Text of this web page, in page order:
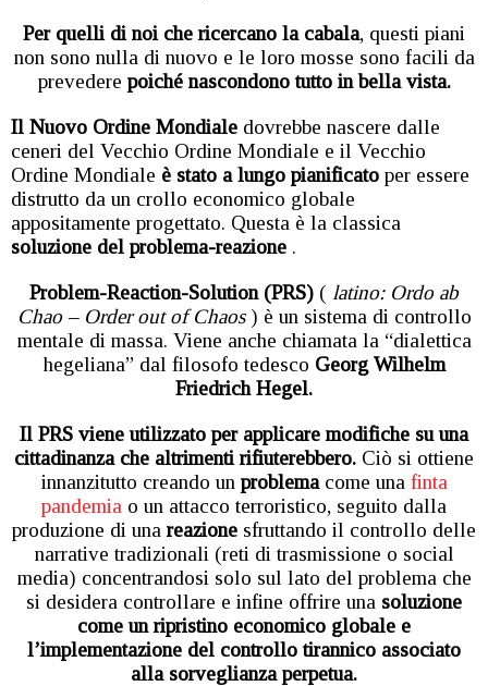
Per quelli di noi che ricercano la cabala, questi piani
non sono nulla di nuovo e le loro mosse sono facili da
prevedere poiché nascondono tutto in bella vista.
Il Nuovo Ordine Mondiale dovrebbe nascere dalle
ceneri del Vecchio Ordine Mondiale e il Vecchio
Ordine Mondiale è stato a lungo pianificato per essere
distrutto da un crollo economico globale
appositamente progettato. Questa è la classica
soluzione del problema-reazione .
Problem-Reaction-Solution (PRS) ( latino: Ordo ab
Chao – Order out of Chaos) è un sistema di controllo
mentale di massa. Viene anche chiamata la “dialettica
hegeliana” dal filosofo tedesco Georg Wilhelm
Friedrich Hegel.
Il PRS viene utilizzato per applicare modifiche su una
cittadinanza che altrimenti rifiuterebbero. Ciò si ottiene
innanzitutto creando un problemacome una finta
pandemia o un attacco terroristico, seguito dalla
produzione di una reazione sfruttando il controllo delle
narrative tradizionali (reti di trasmissione o social
media) concentrandosi solo sul lato del problema che
si desidera controllare e infine offrire una soluzione
come un ripristino economico globale e
l’implementazione del controllo tirannico associato
alla sorveglianza perpetua.